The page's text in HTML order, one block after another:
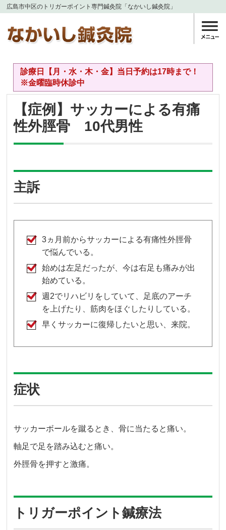
広島市中区のトリガーポイント専門鍼灸院「なかいし鍼灸院」
診療日【月・水・木・金】当日予約は17時まで！
※金曜臨時休診中
【症例】サッカーによる有痛
性外脛骨 10代男性
主訴
3ヵ月前からサッカーによる有痛性外脛骨
で悩んでいる。
始めは左足だったが、今は右足も痛みが出
始めている。
週2でリハビリをしていて、足底のアーチ
を上げたり、筋肉をほぐしたりしている。
早くサッカーに復帰したいと思い、来院。
症状
サッカーボールを蹴るとき、骨に当たると痛い。
軸足で足を踏み込むと痛い。
外脛骨を押すと激痛。
トリガーポイント鍼療法